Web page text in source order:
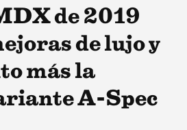
de 2019
de lujo y
más la
A-Spec